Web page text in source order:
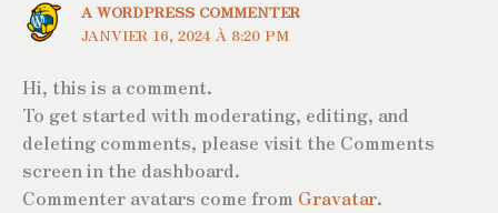
A WORDPRESS COMMENTER
JANVIER 16, 2024 À 8:20 PM
Hi, this is a comment.
To get started with moderating, editing, and
deleting comments, please visit the Comments
screen in the dashboard.
Commenter avatars come from Gravatar.